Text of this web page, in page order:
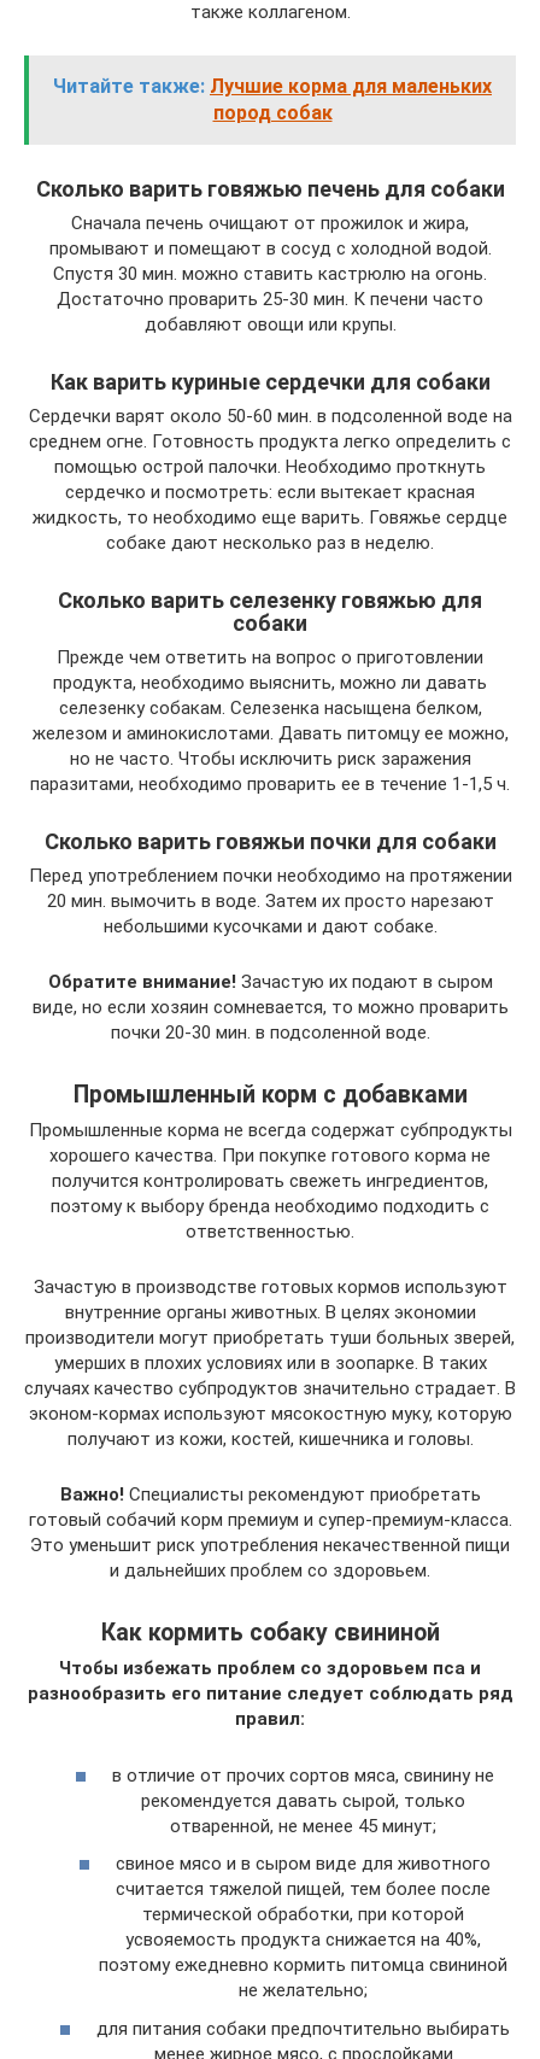
также коллагеном.
Читайте также: Лучшие корма для маленьких
пород собак
Сколько варить говяжью печень для собаки
Сначала печень очищают от прожилок и жира,
промывают и помещают в сосуд с холодной водой.
Спустя 30 мин. можно ставить кастрюлю на огонь.
Достаточно проварить 25-30 мин. К печени часто
добавляют овощи или крупы.
Как варить куриные сердечки для собаки
Сердечки варят около 50-60 мин. в подсоленной воде на
среднем огне. Готовность продукта легко определить с
помощью острой палочки. Необходимо проткнуть
сердечко и посмотреть: если вытекает красная
жидкость, то необходимо еще варить. Говяжье сердце
собаке дают несколько раз в неделю.
Сколько варить селезенку говяжью для
собаки
Прежде чем ответить на вопрос о приготовлении
продукта, необходимо выяснить, можно ли давать
селезенку собакам. Селезенка насыщена белком,
железом и аминокислотами. Давать питомцу ее можно,
но не часто. Чтобы исключить риск заражения
паразитами, необходимо проварить ее в течение 1-1,5 ч.
Сколько варить говяжьи почки для собаки
Перед употреблением почки необходимо на протяжении
20 мин. вымочить в воде. Затем их просто нарезают
небольшими кусочками и дают собаке.
Обратите внимание! Зачастую их подают в сыром
виде, но если хозяин сомневается, то можно проварить
почки 20-30 мин. в подсоленной воде.
Промышленный корм с добавками
Промышленные корма не всегда содержат субпродукты
хорошего качества. При покупке готового корма не
получится контролировать свежеть ингредиентов,
поэтому к выбору бренда необходимо подходить с
ответственностью.
Зачастую в производстве готовых кормов используют
внутренние органы животных. В целях экономии
производители могут приобретать туши больных зверей,
умерших в плохих условиях или в зоопарке. В таких
случаях качество субпродуктов значительно страдает. В
эконом-кормах используют мясокостную муку, которую
получают из кожи, костей, кишечника и головы.
Важно! Специалисты рекомендуют приобретать
готовый собачий корм премиум и супер-премиум-класса.
Это уменьшит риск употребления некачественной пищи
и дальнейших проблем со здоровьем.
Как кормить собаку свининой
Чтобы избежать проблем со здоровьем пса и
разнообразить его питание следует соблюдать ряд
правил:
в отличие от прочих сортов мяса, свинину не
рекомендуется давать сырой, только
отваренной, не менее 45 минут;
свиное мясо и в сыром виде для животного
считается тяжелой пищей, тем более после
термической обработки, при которой
усвояемость продукта снижается на 40%,
поэтому ежедневно кормить питомца свининой
не желательно;
для питания собаки предпочтительно выбирать
менее жирное мясо, с прослойками